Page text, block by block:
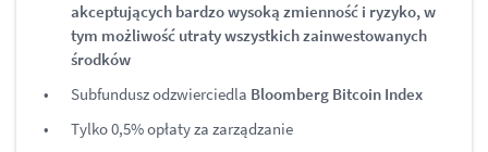
akceptujących bardzo wysoką zmienność i ryzyko, w
tym możliwość utraty wszystkich zainwestowanych
środków
Subfundusz odzwierciedla Bloomberg Bitcoin Index
Tylko 0,5% opłaty za zarządzanie